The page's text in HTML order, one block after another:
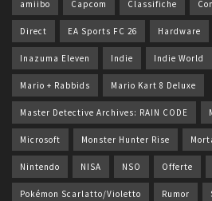
amiibo Capcom Classifiche
Direct EA Sports FC 26 Hardware
Inazuma Eleven Indie Indie World
Mario + Rabbids Mario Kart 8 Deluxe
Master Detective Archives: RAIN CODE
Microsoft Monster Hunter Rise
Nintendo NISA NSO Offerte
Pokémon Scarlatto/Violetto Rumor